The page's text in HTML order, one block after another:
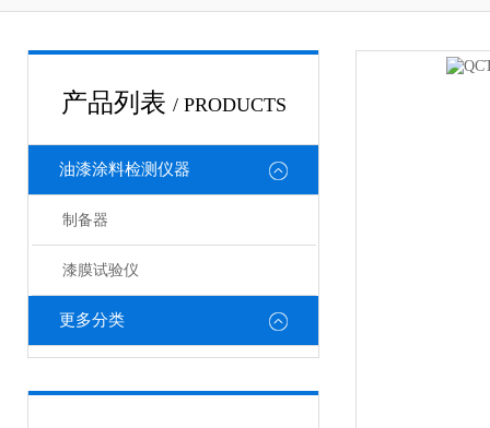
产品列表 / PRODUCTS
油漆涂料检测仪器
制备器
漆膜试验仪
更多分类